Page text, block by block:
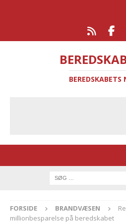
BEREDSKABETS
FORSIDE BRANDVÆSEN
millionbesparelse på beredskabet